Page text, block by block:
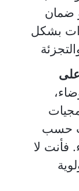
ضمان
بشكل
حسب
فأنت لا